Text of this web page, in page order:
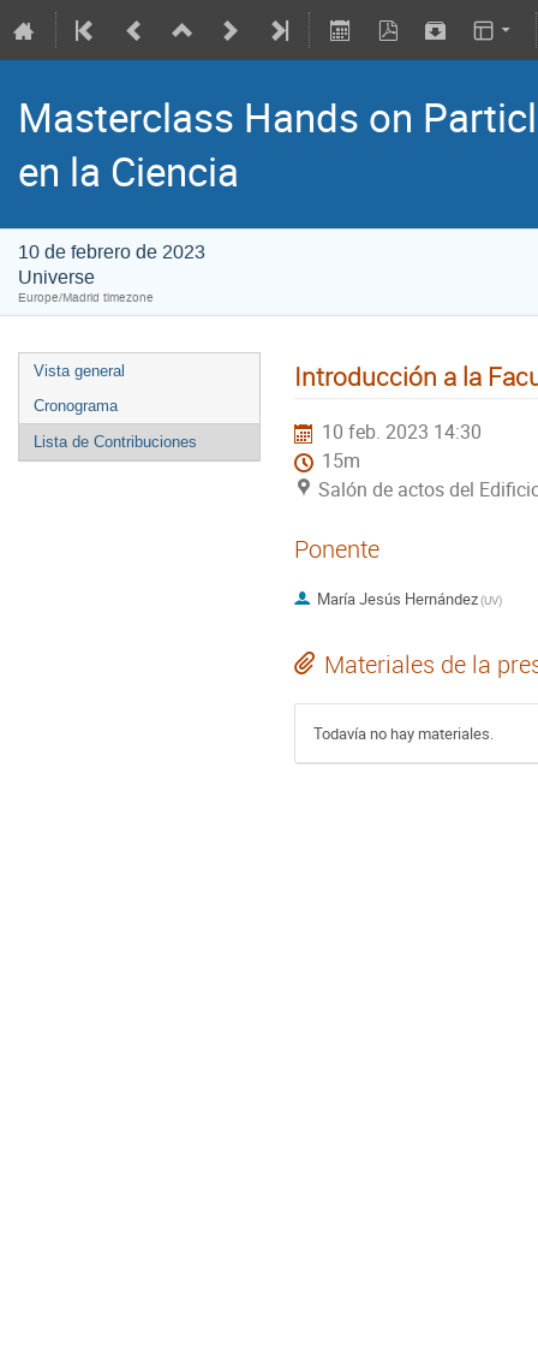
Masterclass Hands on
en la Ciencia
10 de febrero de 2023
Universe
Europe/Madrid timezone
Vista general
Cronograma
Lista de Contribuciones
Introducción a la
10 feb. 2023 14:30
15m
Salón de actos del
Ponente
María Jesús Hernández(UV)
Materiales de la
Todavía no hay materiales.